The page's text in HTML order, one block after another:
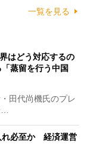
一覧を見る
はどう対応するの
蒸留を行う中国
田代尚機氏のプレ
…
れ必至か 経済運営